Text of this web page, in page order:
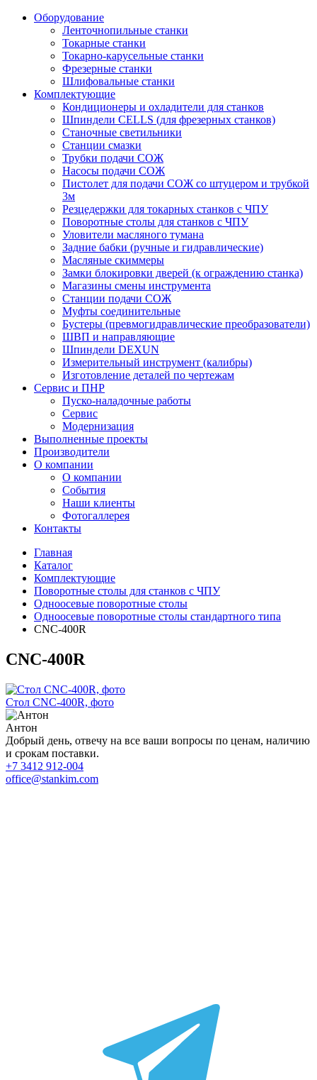
Оборудование
Ленточнопильные станки
Токарные станки
Токарно-карусельные станки
Фрезерные станки
Шлифовальные станки
Комплектующие
Кондиционеры и охладители для станков
Шпиндели CELLS (для фрезерных станков)
Станочные светильники
Станции смазки
Трубки подачи СОЖ
Насосы подачи СОЖ
Пистолет для подачи СОЖ со штуцером и трубкой
3м
Резцедержки для токарных станков с ЧПУ
Поворотные столы для станков с ЧПУ
Уловители масляного тумана
Задние бабки (ручные и гидравлические)
Масляные скиммеры
Замки блокировки дверей (к ограждению станка)
Магазины смены инструмента
Станции подачи СОЖ
Муфты соединительные
Бустеры (превмогидравлические преобразователи)
ШВП и направляющие
Шпиндели DEXUN
Измерительный инструмент (калибры)
Изготовление деталей по чертежам
Сервис и ПНР
Пуско-наладочные работы
Сервис
Модернизация
Выполненные проекты
Производители
О компании
О компании
События
Наши клиенты
Фотогаллерея
Контакты
Главная
Каталог
Комплектующие
Поворотные столы для станков с ЧПУ
Одноосевые поворотные столы
Одноосевые поворотные столы стандартного типа
CNC-400R
CNC-400R
Стол CNC-400R, фото
Антон
Добрый день, отвечу на все ваши вопросы по ценам, наличию
и срокам поставки.
+7 3412 912-004
office@stankim.com